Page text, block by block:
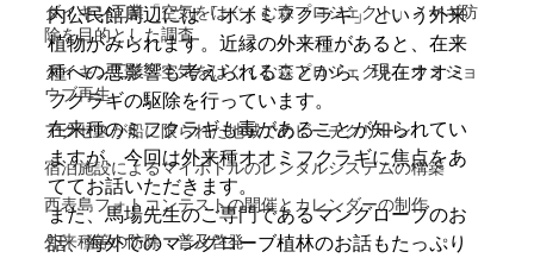
ダイキン工業「空気をはぐくむ森プロジェクト」ノヤギ防
除を目的とした調査
ダイキン工業「空気をはぐくむ森プロジェクト」ウミショ
ウブ再生
アクセスが船に限られた地域でのビーチクリーン
宿泊施設によるマイボトルのレンタルシステムの構築
西表島フォトコンテストの開催とカレンダーの制作
外来種等の防除・普及啓発
内公民館周辺には「オオミフクラギ」という外来
植物がみられます。近縁の外来種があると、在来
種への悪影響も考えられることから、現在オオミ
フクラギの駆除を行っています。
在来種のミフクラギも毒があることが知られてい
ますが、今回は外来種オオミフクラギに焦点をあ
ててお話いただきます。
また、馬場先生のご専門であるマングローブのお
話、海外でのマングローブ植林のお話もたっぷり